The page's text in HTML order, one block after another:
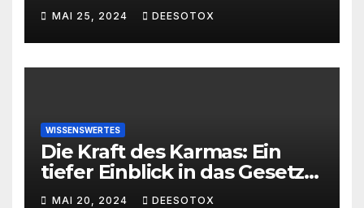
MAI 25, 2024 DEESOTOX
WISSENSWERTES
Die Kraft des Karmas: Ein
tiefer Einblick in das Gesetz
von Ursache und Wirkung
MAI 20, 2024 DEESOTOX